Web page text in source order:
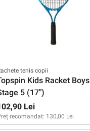
tenis copii
Kids Racket Boys
5 (17")
Lei
recomandat: 130,00 Lei